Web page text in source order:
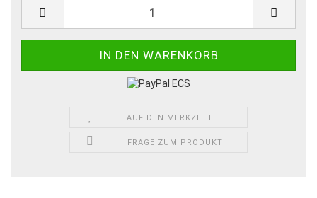
AUF DEN MERKZETTEL
FRAGE ZUM PRODUKT